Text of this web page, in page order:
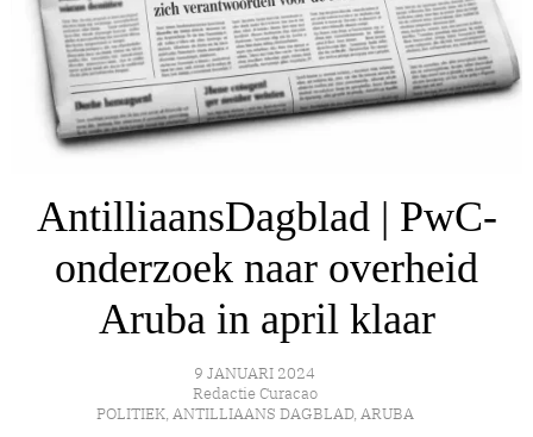
AntilliaansDagblad | PwC-
onderzoek naar overheid
Aruba in april klaar
9 JANUARI 2024
Redactie Curacao
POLITIEK, ANTILLIAANS DAGBLAD, ARUBA